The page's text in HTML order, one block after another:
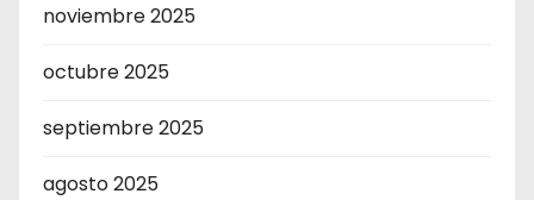
noviembre 2025
octubre 2025
septiembre 2025
agosto 2025